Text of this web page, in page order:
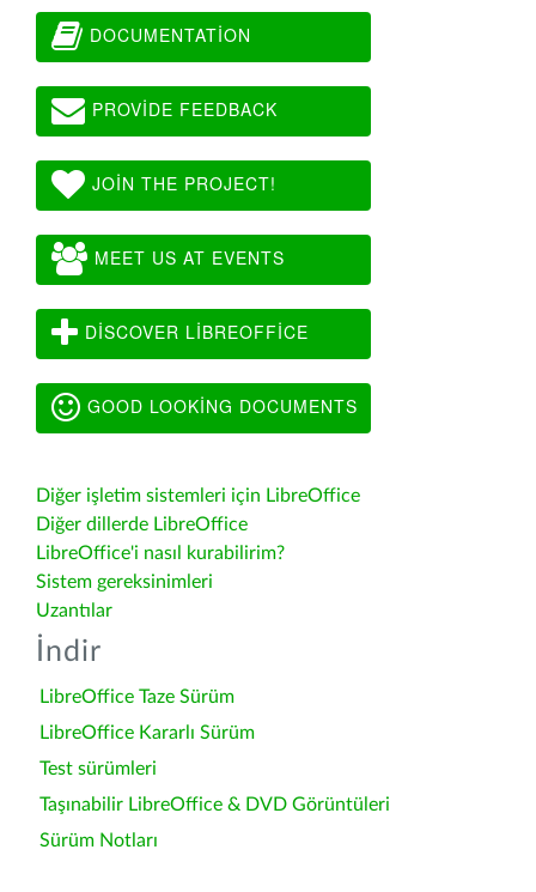
DOCUMENTATION
PROVIDE FEEDBACK
JOIN THE PROJECT!
MEET US AT EVENTS
DISCOVER LIBREOFFICE
GOOD LOOKING DOCUMENTS
Diğer işletim sistemleri için LibreOffice
Diğer dillerde LibreOffice
LibreOffice'i nasıl kurabilirim?
Sistem gereksinimleri
Uzantılar
İndir
LibreOffice Taze Sürüm
LibreOffice Kararlı Sürüm
Test sürümleri
Taşınabilir LibreOffice & DVD Görüntüleri
Sürüm Notları